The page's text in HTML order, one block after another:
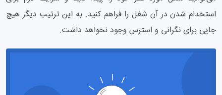
استخدام شدن در آن شغل را فراهم کنید. به این ترتیب دیگر هیچ
جایی برای نگرانی و استرس وجود نخواهد داشت.